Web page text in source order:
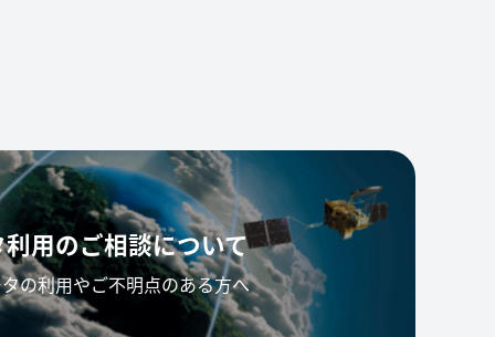
用のご相談について
の利用やご不明点のある方へ